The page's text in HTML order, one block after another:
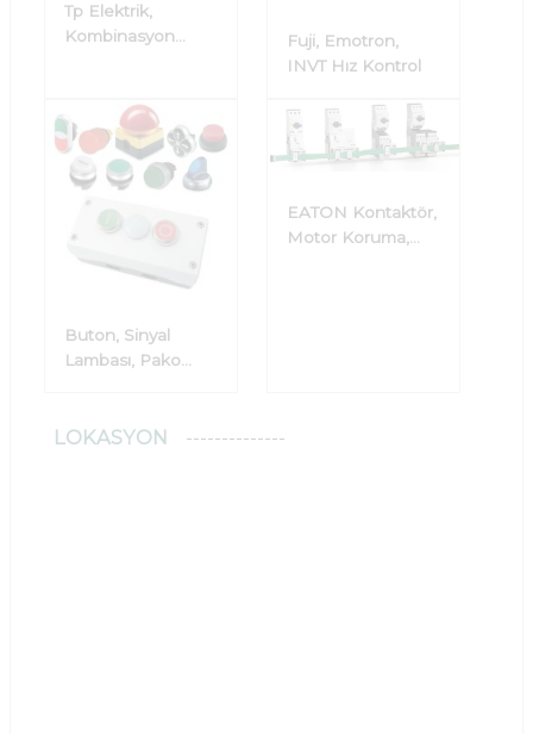
Tp Elektrik,
Kombinasyon
Fiş Prizler
Fuji, Emotron,
INVT Hız Kontrol
Buton, Sinyal
Lambası, Pako
EATON Kontaktör,
Motor Koruma,
LOKASYON